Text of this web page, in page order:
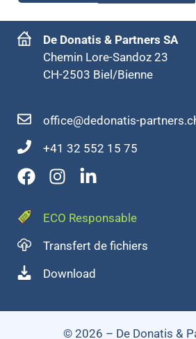
De Donatis & Partners SA
Chemin Lore-Sandoz 23
CH-2503 Biel/Bienne
office@dedonatis-
+41 32 552 15 75
ECO Responsable
Transfert de fichiers
Download
© 2026 – De Donatis &